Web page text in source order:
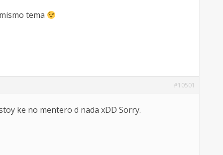
tema
#10501
ke no mentero d nada xDD Sorry.